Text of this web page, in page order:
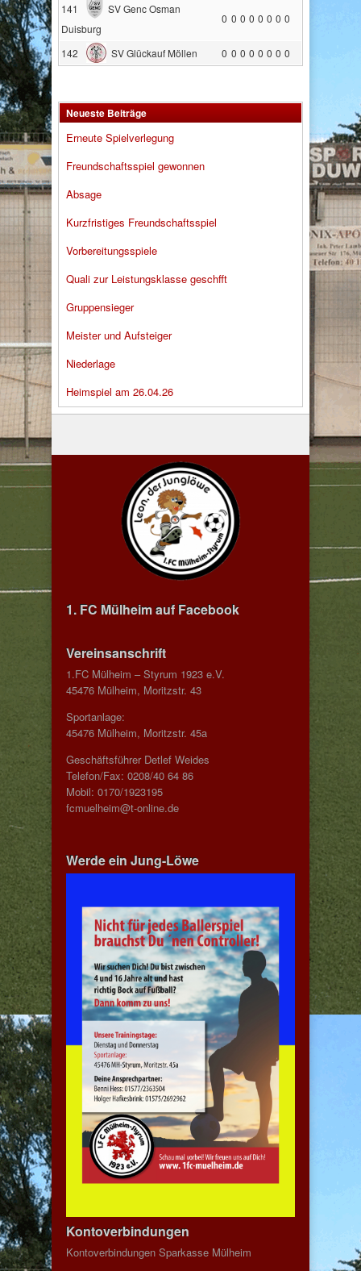
141
SV Genc Osman
Duisburg
0 0 0 0 0 0 0 0
142 SV Glückauf Möllen 0 0 0 0 0 0 0 0
Neueste Beiträge
Erneute Spielverlegung
Freundschaftsspiel gewonnen
Absage
Kurzfristiges Freundschaftsspiel
Vorbereitungsspiele
Quali zur Leistungsklasse geschfft
Gruppensieger
Meister und Aufsteiger
Niederlage
Heimspiel am 26.04.26
1. FC Mülheim auf Facebook
Vereinsanschrift
1.FC Mülheim – Styrum 1923 e.V.
45476 Mülheim, Moritzstr. 43
Sportanlage:
45476 Mülheim, Moritzstr. 45a
Geschäftsführer Detlef Weides
Telefon/Fax: 0208/40 64 86
Mobil: 0170/1923195
fcmuelheim@t-online.de
Werde ein Jung-Löwe
Kontoverbindungen
Kontoverbindungen Sparkasse Mülheim